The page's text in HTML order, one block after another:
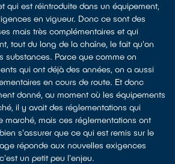
qui est réintroduite dans un équipement,
en vigueur. Donc ce sont des
mais très complémentaires et qui
tout du long de la chaîne, le fait qu'on
substances. Parce que comme on
qui ont déjà des années, on a aussi
en cours de route. Et donc
donné, au moment où les équipements
il y avait des réglementations qui
marché, mais ces réglementations ont
s'assurer que ce qui est remis sur le
réponde aux nouvelles exigences
un petit peu l'enjeu.